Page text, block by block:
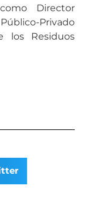
Director
Privado
los Residuos